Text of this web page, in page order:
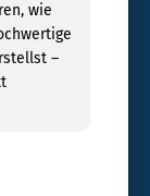
zur
von
hoher
einer
Anzeigen. Die
mit allen
wie
–